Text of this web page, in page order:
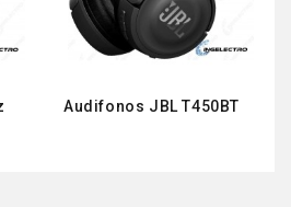
Audifonos JBL T450BT